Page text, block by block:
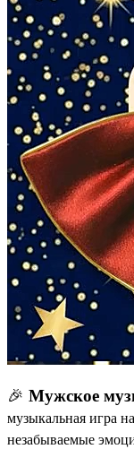
🎉 Мужское
музыкальная игра
незабываемые